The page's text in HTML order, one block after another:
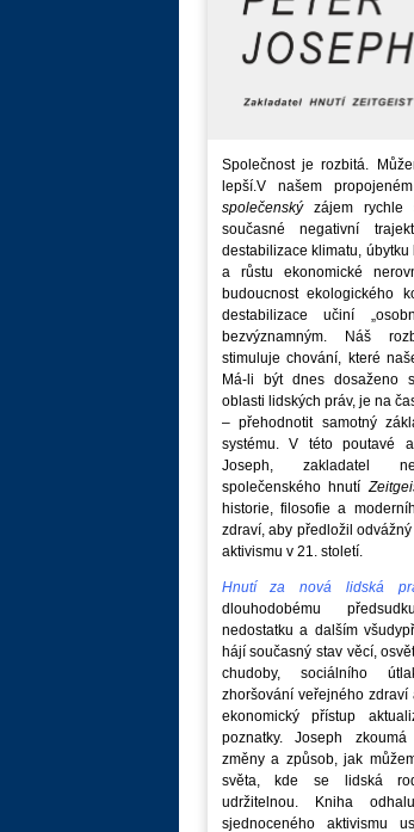
Společnost je rozbitá.
lepší.V našem
společenskýzájem rychle
současné negativní
destabilizace klimatu,
a růstu ekonomické
budoucnost ekologického
destabilizace učiní
bezvýznamným. Náš
stimuluje chování, které
Má-li být dnes dosaženo
oblasti lidských práv, je na
– přehodnotit samotný
systému. V této poutavé
Joseph, zakladatel
společenského hnutí
historie, filosofie a
zdraví, aby předložil
aktivismu v 21. století.
Hnutí za nová lidská
dlouhodobému
nedostatku a dalším
hájí současný stav věcí,
chudoby, sociálního
zhoršování veřejného zdraví
ekonomický přístup
poznatky. Joseph
změny a způsob, jak
světa, kde se lidská
udržitelnou. Kniha
sjednoceného aktivismu